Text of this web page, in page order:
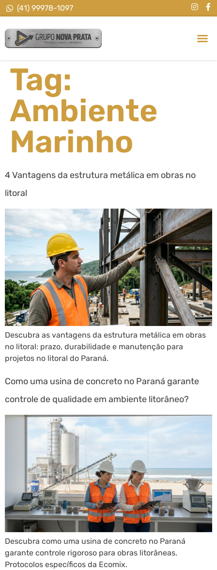
(41) 99978-1097
Tag:
Ambiente
Marinho
4 Vantagens da estrutura metálica em obras no
litoral
Descubra as vantagens da estrutura metálica em obras
no litoral: prazo, durabilidade e manutenção para
projetos no litoral do Paraná.
Como uma usina de concreto no Paraná garante
controle de qualidade em ambiente litorâneo?
Descubra como uma usina de concreto no Paraná
garante controle rigoroso para obras litorâneas.
Protocolos específicos da Ecomix.